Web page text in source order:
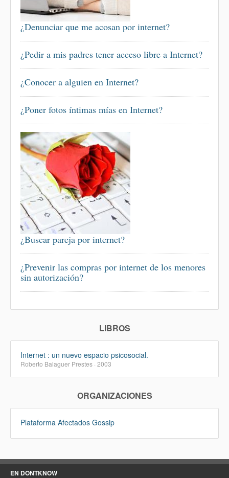
¿Denunciar que me acosan por internet?
¿Pedir a mis padres tener acceso libre a Internet?
¿Conocer a alguien en Internet?
¿Poner fotos íntimas mías en Internet?
¿Buscar pareja por internet?
¿Prevenir las compras por internet de los menores
sin autorización?
LIBROS
Internet : un nuevo espacio psicosocial.
Roberto Balaguer Prestes · 2003
ORGANIZACIONES
Plataforma Afectados Gossip
EN DONTKNOW